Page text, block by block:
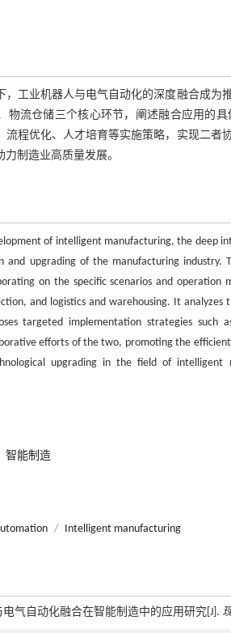
，工业机器人与电气自动化的深度融合成
物流仓储三个核心环节，阐述融合应用的
流程优化、人才培育等实施策略，实现二
制造业高质量发展。
of intelligent manufacturing, the deep
and upgrading of the manufacturing
on the specific scenarios and
and logistics and warehousing. It
targeted implementation strategies such
efforts of the two, promoting the
upgrading in the field of intelligent
智能制造
/ Intelligent manufacturing
气自动化融合在智能制造中的应用研究[J].